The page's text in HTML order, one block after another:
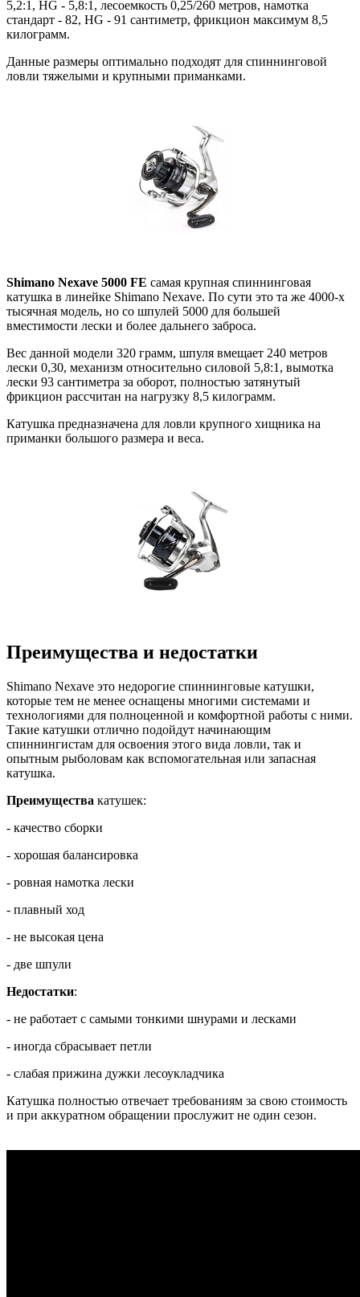
5,2:1, HG - 5,8:1, лесоемкость 0,25/260 метров, намотка
стандарт - 82, HG - 91 сантиметр, фрикцион максимум 8,5
килограмм.
Данные размеры оптимально подходят для спиннинговой
ловли тяжелыми и крупными приманками.
Shimano Nexave 5000 FE самая крупная спиннинговая
катушка в линейке Shimano Nexave. По сути это та же 4000-х
тысячная модель, но со шпулей 5000 для большей
вместимости лески и более дальнего заброса.
Вес данной модели 320 грамм, шпуля вмещает 240 метров
лески 0,30, механизм относительно силовой 5,8:1, вымотка
лески 93 сантиметра за оборот, полностью затянутый
фрикцион рассчитан на нагрузку 8,5 килограмм.
Катушка предназначена для ловли крупного хищника на
приманки большого размера и веса.
Преимущества и недостатки
Shimano Nexave это недорогие спиннинговые катушки,
которые тем не менее оснащены многими системами и
технологиями для полноценной и комфортной работы с ними.
Такие катушки отлично подойдут начинающим
спиннингистам для освоения этого вида ловли, так и
опытным рыболовам как вспомогательная или запасная
катушка.
Преимущества катушек:
- качество сборки
- хорошая балансировка
- ровная намотка лески
- плавный ход
- не высокая цена
- две шпули
Недостатки:
- не работает с самыми тонкими шнурами и лесками
- иногда сбрасывает петли
- слабая прижина дужки лесоукладчика
Катушка полностью отвечает требованиям за свою стоимость
и при аккуратном обращении прослужит не один сезон.